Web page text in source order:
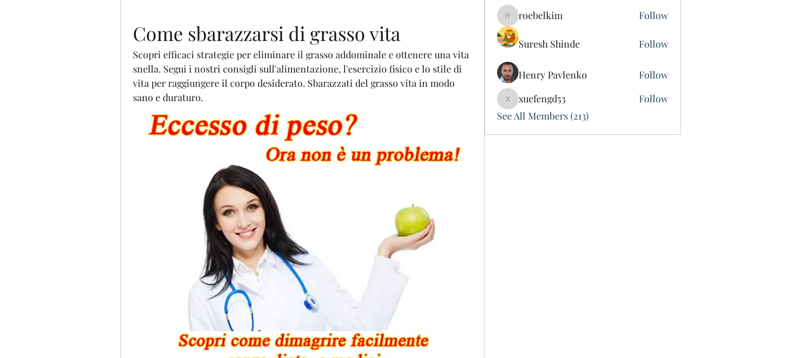
Come sbarazzarsi di grasso vita
Scopri efficaci strategie per eliminare il grasso addominale e ottenere una vita
snella. Segui i nostri consigli sull'alimentazione, l'esercizio fisico e lo stile di
vita per raggiungere il corpo desiderato. Sbarazzati del grasso vita in modo
sano e duraturo.
roebelkim
roebelkim Follow
Suresh Shinde Follow
Henry Pavlenko Follow
xuefengd53
xuefengd53
Follow
See All Members (213)